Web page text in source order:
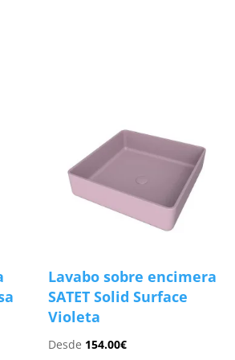
Lavabo sobre encimera
SATET Solid Surface
Violeta
Desde 154.00€